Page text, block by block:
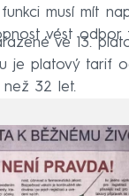
musí mít
vést odbor
ve 13.
je platový tarif
než 32 let.